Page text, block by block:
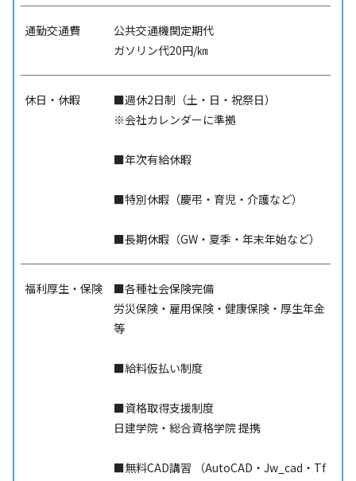
通勤交通費
公共交通機関定期代
ガソリン代20円/㎞
休日・休暇
■週休2日制（土・日・祝祭日）
※会社カレンダーに準拠
■年次有給休暇
■特別休暇（慶弔・育児・介護など）
■長期休暇（GW・夏季・年末年始など）
福利厚生・保険
■各種社会保険完備
労災保険・雇用保険・健康保険・厚生年金
等
■給料仮払い制度
■資格取得支援制度
日建学院・総合資格学院 提携
■無料CAD講習 （AutoCAD・Jw_cad・Tf